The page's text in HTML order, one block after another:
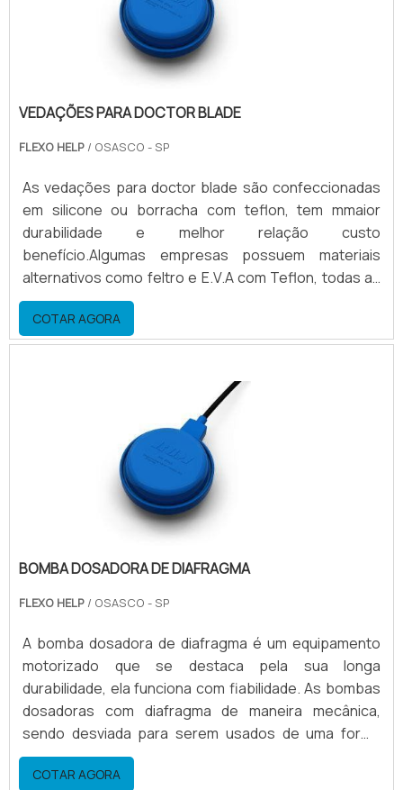
VEDAÇÕES PARA DOCTOR BLADE
FLEXO HELP / OSASCO - SP
As vedações para doctor blade são confeccionadas
em silicone ou borracha com teflon, tem mmaior
durabilidade e melhor relação custo
benefício.Algumas empresas possuem materiais
alternativos como feltro e E.V.A com Teflon, todas as
marcas com garantia.Maiores informações sobre as
vedaçõesA vedação para doctor blade é um material
descartável, porque sofre desgaste no período em
mantém parada enquanto o cilindro anilox permanece
COTAR AGORA
BOMBA DOSADORA DE DIAFRAGMA
FLEXO HELP / OSASCO - SP
A bomba dosadora de diafragma é um equipamento
motorizado que se destaca pela sua longa
durabilidade, ela funciona com fiabilidade. As bombas
dosadoras com diafragma de maneira mecânica,
sendo desviada para serem usados de uma forma
praticamente universal em todas as gamas de baixa
pressão. O produto funciona a partir da potência de
COTAR AGORA